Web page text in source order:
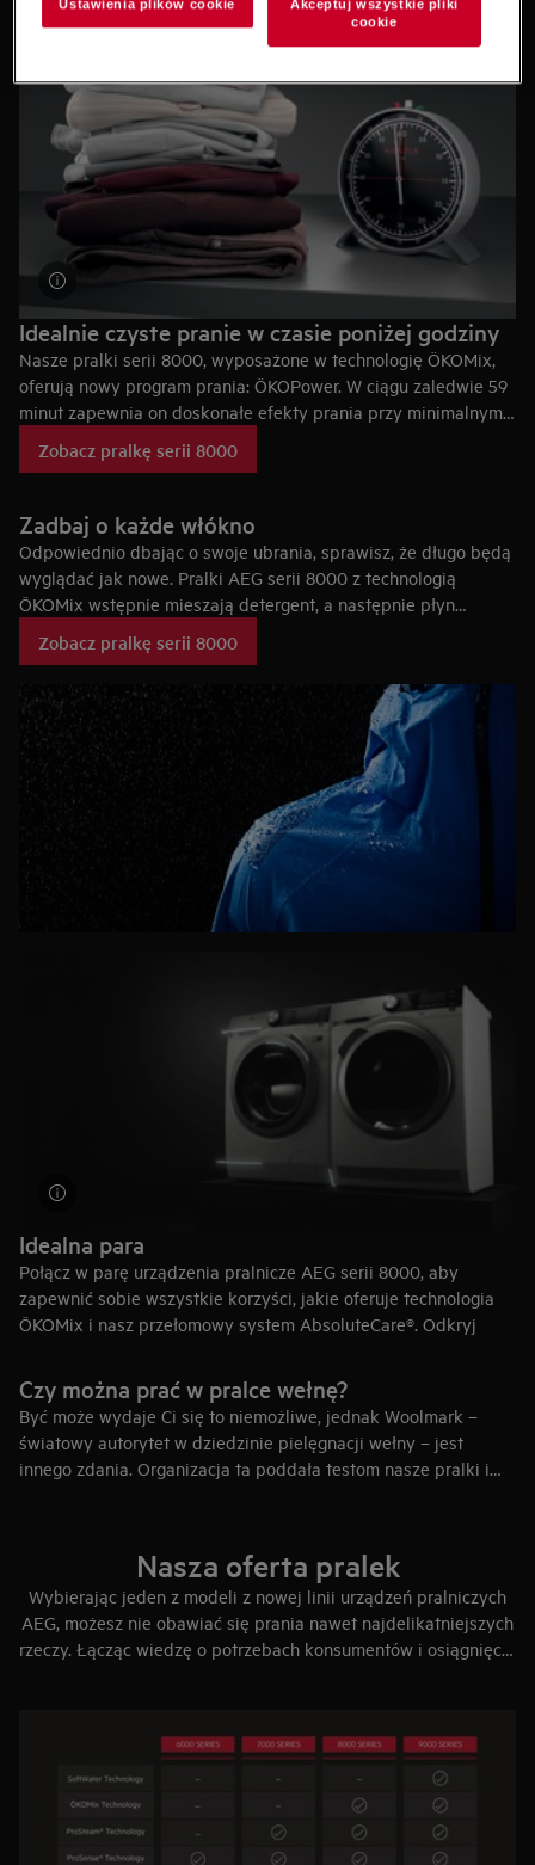
Idealnie czyste pranie w czasie poniżej godziny
Nasze pralki serii 8000, wyposażone w technologię ÖKOMix,
oferują nowy program prania: ÖKOPower. W ciągu zaledwie 59
minut zapewnia on doskonałe efekty prania przy minimalnym
Zobacz pralkę serii 8000
Zadbaj o każde włókno
Odpowiednio dbając o swoje ubrania, sprawisz, że długo będą
wyglądać jak nowe. Pralki AEG serii 8000 z technologią
ÖKOMix wstępnie mieszają detergent, a następnie płyn
pierwszazastosowana w pralce technologia, która zapewnia w
pełni równomierne rozprowadzanie detergentu.Efektem jest
bardziej dokładne i efektywne pranie, ponieważ detergent i
płyn zmiękczający docierają do tkanin w pełni uaktywnione –
gwarantując po raz pierwszy w historii urządzeń piorących, że
każde włókno jest poddawane praniu i pielęgnacji.
Zobacz pralkę serii 8000
Idealna para
Połącz w parę urządzenia pralnicze AEG serii 8000, aby
zapewnić sobie wszystkie korzyści, jakie oferuje technologia
ÖKOMix i nasz przełomowy system AbsoluteCare®. Odkryj
wymagających tkanin jak pranie ręczne i suszenie na płasko.
Nowe, innowacyjne programy do odzieży sportowej
przywracają nawet właściwości nieprzemakalne membranom
oddychających tkanin funkcyjnych. Kolory, struktura i włókna
tkanin są chronione jak nigdy dotąd.
Czy można prać w pralce wełnę?
Być może wydaje Ci się to niemożliwe, jednak Woolmark –
światowy autorytet w dziedzinie pielęgnacji wełny – jest
innego zdania. Organizacja ta poddała testom nasze pralki i
bez obaw prać ulubione wełniane swetry przeznaczone tylko
do prania ręcznego.
Nasza oferta pralek
Wybierając jeden z modeli z nowej linii urządzeń pralniczych
AEG, możesz nie obawiać się prania nawet najdelikatniejszych
rzeczy. Łącząc wiedzę o potrzebach konsumentów i osiągnięcia
Ustawienia plików cookie
Akceptuj wszystkie pliki
cookie